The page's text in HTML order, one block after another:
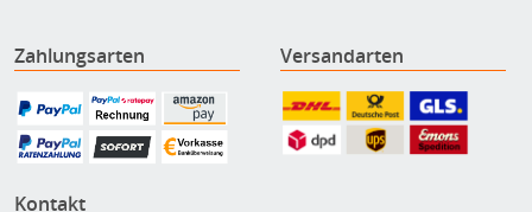
Zahlungsarten Versandarten
Kontakt